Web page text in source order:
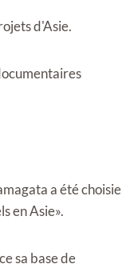
d'Asie.
a été choisie
en Asie».
sa base de